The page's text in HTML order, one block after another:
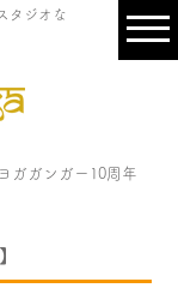
タジオな
ガガンガー10周年